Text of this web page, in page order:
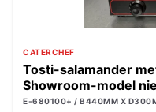
CATERCHEF
Tosti-salamander
Showroom-model
E-680100+ / B440MM X